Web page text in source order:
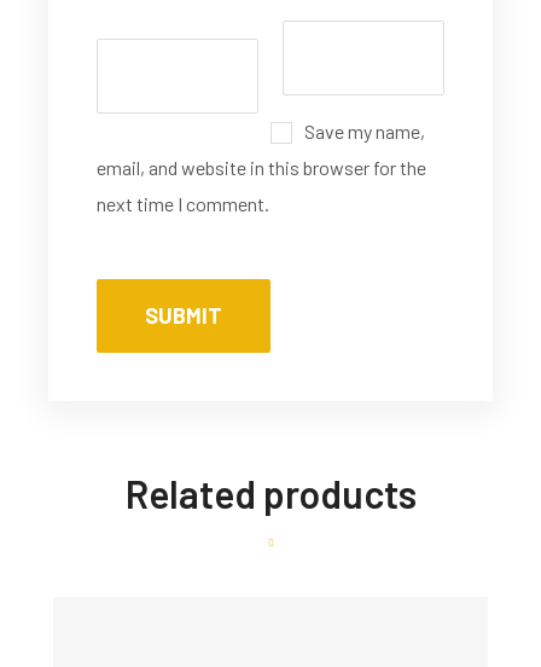
Save my name,
email, and website in this browser for the
next time I comment.
Related products